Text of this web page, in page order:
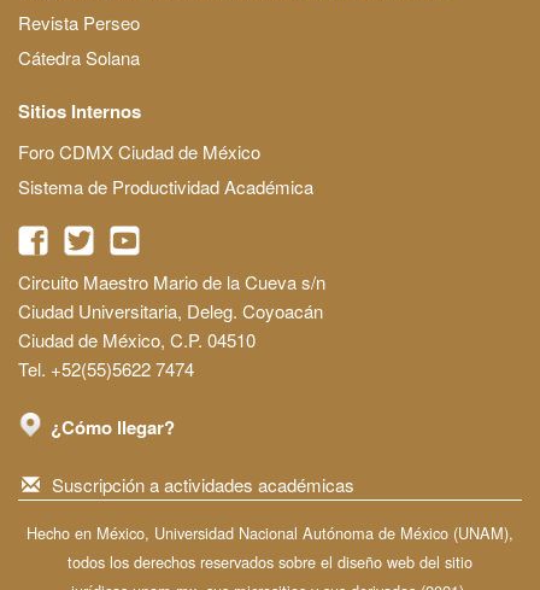
Revista Perseo
Cátedra Solana
Sitios Internos
Foro CDMX Ciudad de México
Sistema de Productividad Académica
Circuito Maestro Mario de la Cueva s/n
Ciudad Universitaria, Deleg. Coyoacán
Ciudad de México, C.P. 04510
Tel. +52(55)5622 7474
¿Cómo llegar?
Suscripción a actividades académicas
Hecho en México, Universidad Nacional Autónoma de México (UNAM),
todos los derechos reservados sobre el diseño web del sitio